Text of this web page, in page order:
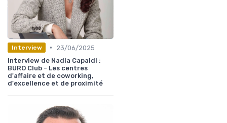
Interview •
23/06/2025
Interview de Nadia Capaldi :
BURO Club - Les centres
d'affaire et de coworking,
d'excellence et de proximité